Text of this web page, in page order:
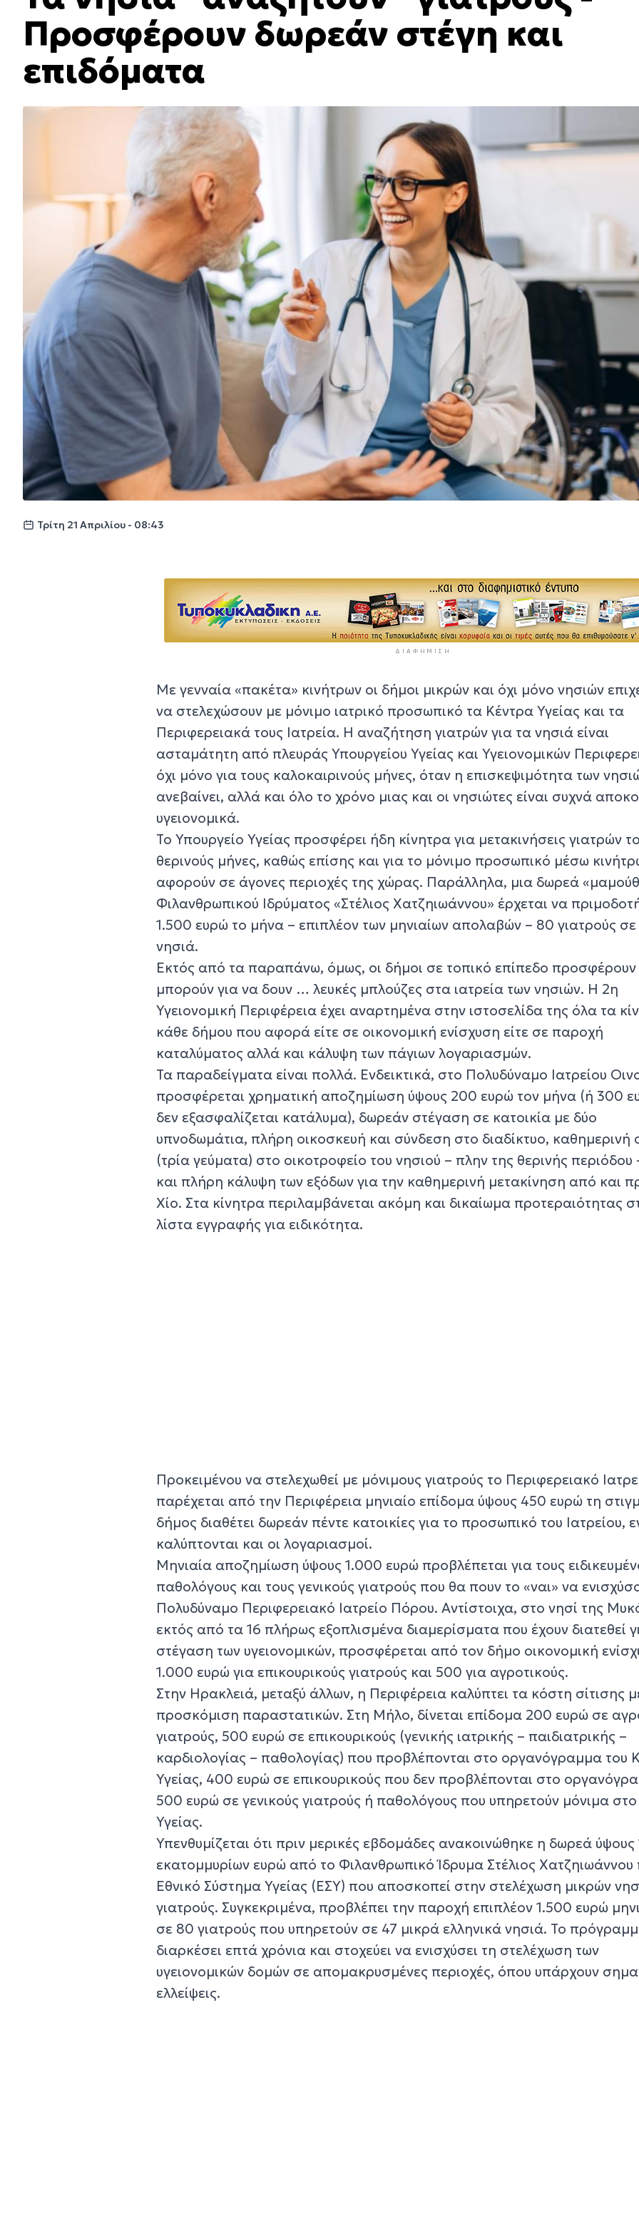
Προσφέρουν δωρεάν στέγη και
επιδόματα
Τρίτη 21 Απριλίου - 08:43
ΔΙΑΦΉΜΙΣΗ
Με γενναία «πακέτα» κινήτρων οι δήμοι μικρών και όχι μόνο νησιών
να στελεχώσουν με μόνιμο ιατρικό προσωπικό τα Κέντρα Υγείας και τα
Περιφερειακά τους Ιατρεία. Η αναζήτηση γιατρών για τα νησιά είναι
ασταμάτητη από πλευράς Υπουργείου Υγείας και Υγειονομικών
όχι μόνο για τους καλοκαιρινούς μήνες, όταν η επισκεψιμότητα των
ανεβαίνει, αλλά και όλο το χρόνο μιας και οι νησιώτες είναι συχνά
υγειονομικά.
Το Υπουργείο Υγείας προσφέρει ήδη κίνητρα για μετακινήσεις γιατρών
θερινούς μήνες, καθώς επίσης και για το μόνιμο προσωπικό μέσω
αφορούν σε άγονες περιοχές της χώρας. Παράλληλα, μια δωρεά
Φιλανθρωπικού Ιδρύματος «Στέλιος Χατζηιωάννου» έρχεται να
1.500 ευρώ το μήνα – επιπλέον των μηνιαίων απολαβών – 80 γιατρούς σε
νησιά.
Εκτός από τα παραπάνω, όμως, οι δήμοι σε τοπικό επίπεδο προσφέρουν
μπορούν για να δουν … λευκές μπλούζες στα ιατρεία των νησιών. Η 2η
Υγειονομική Περιφέρεια έχει αναρτημένα στην ιστοσελίδα της όλα τα
κάθε δήμου που αφορά είτε σε οικονομική ενίσχυση είτε σε παροχή
καταλύματος αλλά και κάλυψη των πάγιων λογαριασμών.
Τα παραδείγματα είναι πολλά. Ενδεικτικά, στο Πολυδύναμο Ιατρείου
προσφέρεται χρηματική αποζημίωση ύψους 200 ευρώ τον μήνα (ή 300
δεν εξασφαλίζεται κατάλυμα), δωρεάν στέγαση σε κατοικία με δύο
υπνοδωμάτια, πλήρη οικοσκευή και σύνδεση στο διαδίκτυο, καθημερινή
(τρία γεύματα) στο οικοτροφείο του νησιού – πλην της θερινής
και πλήρη κάλυψη των εξόδων για την καθημερινή μετακίνηση από και
Χίο. Στα κίνητρα περιλαμβάνεται ακόμη και δικαίωμα προτεραιότητας
λίστα εγγραφής για ειδικότητα.
Προκειμένου να στελεχωθεί με μόνιμους γιατρούς το Περιφερειακό
παρέχεται από την Περιφέρεια μηνιαίο επίδομα ύψους 450 ευρώ τη
δήμος διαθέτει δωρεάν πέντε κατοικίες για το προσωπικό του Ιατρείου,
καλύπτονται και οι λογαριασμοί.
Μηνιαία αποζημίωση ύψους 1.000 ευρώ προβλέπεται για τους
παθολόγους και τους γενικούς γιατρούς που θα πουν το «ναι» να
Πολυδύναμο Περιφερειακό Ιατρείο Πόρου. Αντίστοιχα, στο νησί της
εκτός από τα 16 πλήρως εξοπλισμένα διαμερίσματα που έχουν διατεθεί
στέγαση των υγειονομικών, προσφέρεται από τον δήμο οικονομική
1.000 ευρώ για επικουρικούς γιατρούς και 500 για αγροτικούς.
Στην Ηρακλειά, μεταξύ άλλων, η Περιφέρεια καλύπτει τα κόστη σίτισης
προσκόμιση παραστατικών. Στη Μήλο, δίνεται επίδομα 200 ευρώ σε
γιατρούς, 500 ευρώ σε επικουρικούς (γενικής ιατρικής – παιδιατρικής –
καρδιολογίας – παθολογίας) που προβλέπονται στο οργανόγραμμα του
Υγείας, 400 ευρώ σε επικουρικούς που δεν προβλέπονται στο
500 ευρώ σε γενικούς γιατρούς ή παθολόγους που υπηρετούν μόνιμα
Υγείας.
Υπενθυμίζεται ότι πριν μερικές εβδομάδες ανακοινώθηκε η δωρεά ύψους
εκατομμυρίων ευρώ από το Φιλανθρωπικό Ίδρυμα Στέλιος Χατζηιωάννου
Εθνικό Σύστημα Υγείας (ΕΣΥ) που αποσκοπεί στην στελέχωση μικρών
γιατρούς. Συγκεκριμένα, προβλέπει την παροχή επιπλέον 1.500 ευρώ
σε 80 γιατρούς που υπηρετούν σε 47 μικρά ελληνικά νησιά. Το
διαρκέσει επτά χρόνια και στοχεύει να ενισχύσει τη στελέχωση των
υγειονομικών δομών σε απομακρυσμένες περιοχές, όπου υπάρχουν
ελλείψεις.